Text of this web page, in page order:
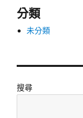
分類
未分類
搜尋